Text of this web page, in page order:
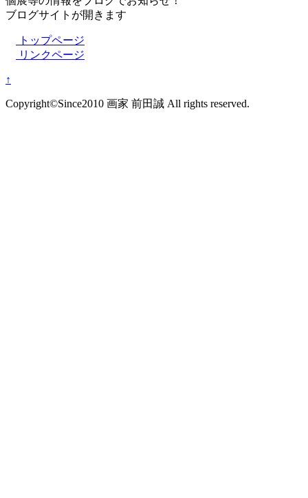
ブログサイトが開きます
トップページ
リンクページ
↑
Copyright©Since2010 画家 前田誠 All rights reserved.